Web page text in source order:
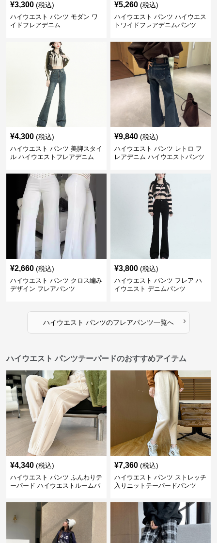
¥3,300 (税込)
ハイウエスト パンツ モダン ワ
イドフレアデニム
¥5,260 (税込)
ハイウエスト パンツ ハイウエス
トワイドフレアデニムパンツ
¥4,300 (税込)
ハイウエスト パンツ 美脚スタイ
ル ハイウエストフレアデニム
¥9,840 (税込)
ハイウエスト パンツ レトロ フ
レアデニム ハイウエストパンツ
¥2,660 (税込)
ハイウエスト パンツ クロス編み
デザイン フレアパンツ
¥3,800 (税込)
ハイウエスト パンツ フレア ハ
イウエスト デニムパンツ
ハイウエスト パンツのフレアパンツ一覧へ ›
ハイウエスト パンツテーパードのおすすめアイテム
¥4,340 (税込)
ハイウエスト パンツ ふんわりテ
ーパード ハイウエストルームパ
¥7,360 (税込)
ハイウエスト パンツ ストレッチ
入りニットテーパードパンツ